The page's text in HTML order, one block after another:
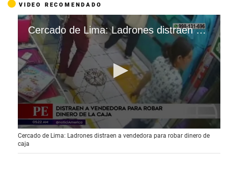
d
s
o
m
i
n
u
t
e
s
,
s
e
c
o
n
VIDEO RECOMENDADO
Cercado de Lima: Ladrones distraen a vendedora para robar dinero de caja
0
s
e
c
Cercado de Lima: Ladrones distraen a vendedora para robar dinero de
caja